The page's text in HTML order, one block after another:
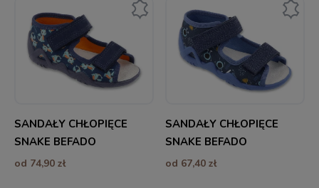
SANDAŁY CHŁOPIĘCE
SNAKE BEFADO
od 74,90 zł
SANDAŁY CHŁOPIĘCE
SNAKE BEFADO
od 67,40 zł